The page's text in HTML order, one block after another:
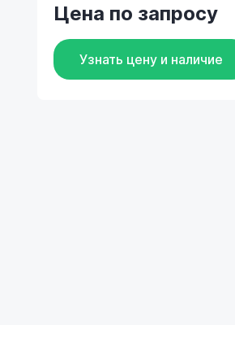
Цена по запросу
Узнать цену и наличие